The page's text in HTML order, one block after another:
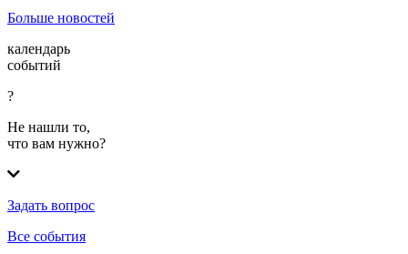
Больше новостей
календарь
событий
?
Не нашли то,
что вам нужно?
Задать вопрос
Все события